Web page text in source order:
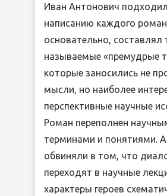
Иван Антонович
написанию каждого
основательно, составлял
называемые «премудрые
которые заносились не
мысли, но наиболее
перспективные научные
Роман переполнен
терминами и понятиями.
обвиняли в том, что
переходят в научные
характеры героев